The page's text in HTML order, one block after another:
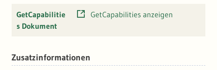
GetCapabilitie
s Dokument
GetCapabilities anzeigen
Zusatzinformationen